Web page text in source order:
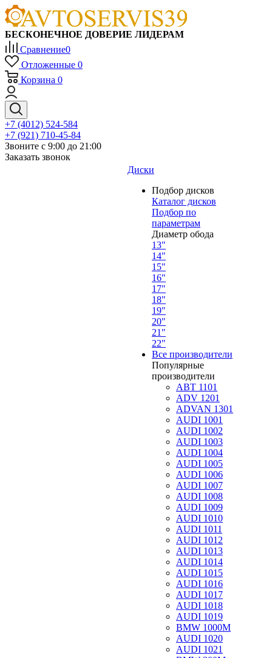
БЕСКОНЕЧНОЕ ДОВЕРИЕ ЛИДЕРАМ
Сравнение0
Отложенные 0
Корзина 0
+7 (4012) 524-584
+7 (921) 710-45-84
Звоните с 9:00 до 21:00
Заказать звонок
Диски
Подбор дисков
Каталог дисков
Подбор по
параметрам
Диаметр обода
13"
14"
15"
16"
17"
18"
19"
20"
21"
22"
Все производители
Популярные
производители
ABT 1101
ADV 1201
ADVAN 1301
AUDI 1001
AUDI 1002
AUDI 1003
AUDI 1004
AUDI 1005
AUDI 1006
AUDI 1007
AUDI 1008
AUDI 1009
AUDI 1010
AUDI 1011
AUDI 1012
AUDI 1013
AUDI 1014
AUDI 1015
AUDI 1016
AUDI 1017
AUDI 1018
AUDI 1019
BMW 1000M
AUDI 1020
AUDI 1021